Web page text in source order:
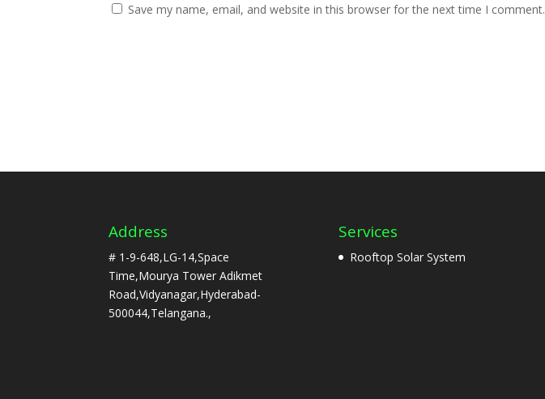
Save my name, email, and website in this browser for the next time I comment.
Address
# 1-9-648,LG-14,Space
Time,Mourya Tower Adikmet
Road,Vidyanagar,Hyderabad-
500044,Telangana.,
Services
Rooftop Solar System